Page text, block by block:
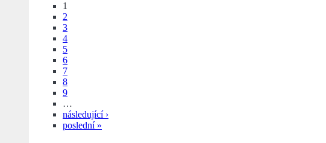
1
2
3
4
5
6
7
8
9
…
následující ›
poslední »